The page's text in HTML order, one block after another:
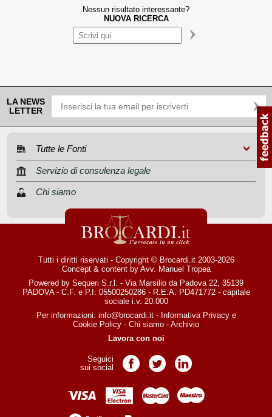
Nessun risultato interessante?
NUOVA RICERCA
LA NEWS
LETTER
Tutte le Fonti
Servizio di consulenza legale
Chi siamo
Tutti i diritti riservati - Copyright © Brocardi.it 2003-2026
Concept & content by Avv. Manuel Tropea
Powered by Sequeri S.r.l. - Via Marsilio da Padova 22, 35139
PADOVA - C.F. e P.I. 05500250286 - R.E.A. PD471772 - capitale
sociale i.v. 20.000
Per informazioni: info@brocardi.it- Informativa Privacye
Cookie Policy - Chi siamo - Archivio
Lavora con noi
Seguici
sui social
Pagina Facebook
Pagina TwitterPagina LinkedIn